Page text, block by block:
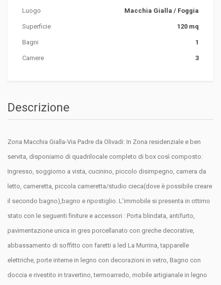
Luogo Macchia Gialla / Foggia
Superficie 120 mq
Bagni 1
Camere 3
Descrizione
Zona Macchia Gialla-Via Padre da Olivadi: In Zona residenziale e ben
servita, disponiamo di quadrilocale completo di box così composto:
Ingresso, soggiorno a vista, cucinino, piccolo disimpegno, camera da
letto, cameretta, piccola cameretta/studio cieca(dove è possibile creare
il secondo bagno),bagno e ripostiglio. L’immobile si presenta in ottimo
stato con le seguenti finiture e accessori : Porta blindata, antifurto,
pavimentazione unica in gres porcellanato con greche decorative,
abbassamento di soffitto con faretti a led La Murrina, tapparelle
elettriche, porte interne in legno con decorazioni in vetro, Bagno con
doccia e rivestito in travertino, termoarredo, mobile artigianale in legno